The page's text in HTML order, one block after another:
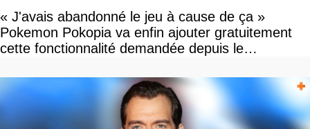
« J'avais abandonné le jeu à cause de ça »
Pokemon Pokopia va enfin ajouter gratuitement
cette fonctionnalité demandée depuis le